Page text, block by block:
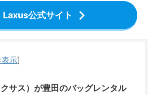
Laxus公式サイト
示]
サス）が豊田のバッグレンタル